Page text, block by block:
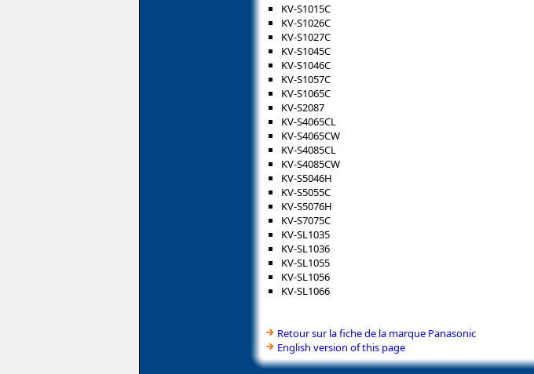
KV-S1015C
KV-S1026C
KV-S1027C
KV-S1045C
KV-S1046C
KV-S1057C
KV-S1065C
KV-S2087
KV-S4065CL
KV-S4065CW
KV-S4085CL
KV-S4085CW
KV-S5046H
KV-S5055C
KV-S5076H
KV-S7075C
KV-SL1035
KV-SL1036
KV-SL1055
KV-SL1056
KV-SL1066
Retour sur la fiche de la marque Panasonic
English version of this page